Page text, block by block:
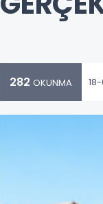
282 OKUNMA